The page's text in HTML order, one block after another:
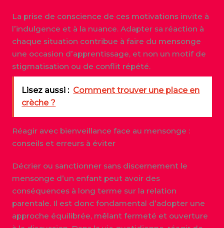
La prise de conscience de ces motivations invite à
l’indulgence et à la nuance. Adapter sa réaction à
chaque situation contribue à faire du mensonge
une occasion d’apprentissage, et non un motif de
stigmatisation ou de conflit répété.
Lisez aussi : Comment trouver une place en
crèche ?
Réagir avec bienveillance face au mensonge :
conseils et erreurs à éviter
Décrier ou sanctionner sans discernement le
mensonge d’un enfant peut avoir des
conséquences à long terme sur la relation
parentale. Il est donc fondamental d’adopter une
approche équilibrée, mêlant fermeté et ouverture